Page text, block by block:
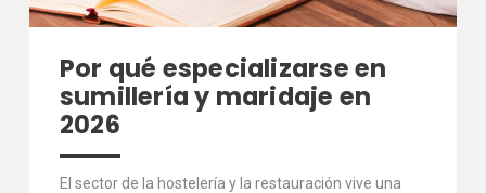
Por qué especializarse en
sumillería y maridaje en
2026
El sector de la hostelería y la restauración vive una